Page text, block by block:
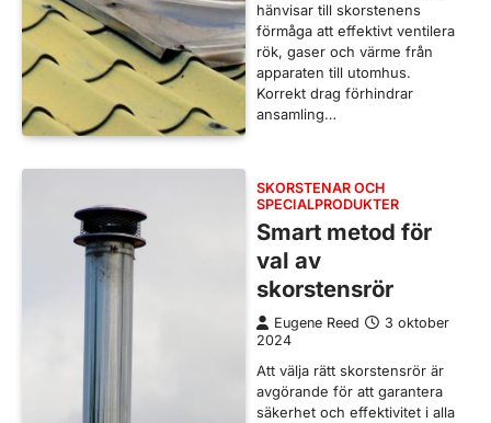
hänvisar till skorstenens
förmåga att effektivt ventilera
rök, gaser och värme från
apparaten till utomhus.
Korrekt drag förhindrar
ansamling…
SKORSTENAR OCH
SPECIALPRODUKTER
Smart metod för
val av
skorstensrör
Eugene Reed
3 oktober
2024
Att välja rätt skorstensrör är
avgörande för att garantera
säkerhet och effektivitet i alla